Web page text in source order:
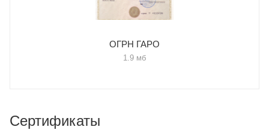
ОГРН ГАРО
1.9 мб
Сертификаты